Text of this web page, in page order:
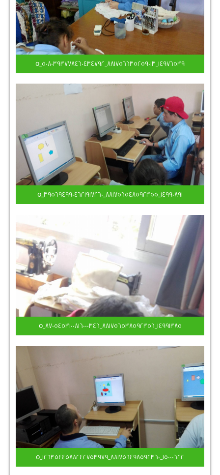
14976539_881756635259013_5080393778460434792_o
14990891_881756548592355_3956949904621917260_o
14991385_881756538592356_8705453100816000346_o
15000622_881756498592360_1263544588242753979_o